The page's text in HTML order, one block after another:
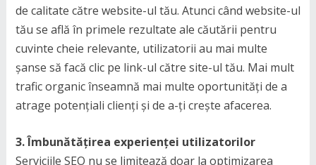
de calitate către website-ul tău. Atunci când website-ul
tău se află în primele rezultate ale căutării pentru
cuvinte cheie relevante, utilizatorii au mai multe
șanse să facă clic pe link-ul către site-ul tău. Mai mult
trafic organic înseamnă mai multe oportunități de a
atrage potențiali clienți și de a-ți crește afacerea.
3. Îmbunătățirea experienței utilizatorilor
Serviciile SEO nu se limitează doar la optimizarea